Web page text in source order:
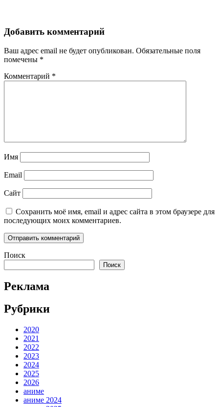
Добавить комментарий
Ваш адрес email не будет опубликован. Обязательные поля
помечены *
Комментарий *
Имя
Email
Сайт
Сохранить моё имя, email и адрес сайта в этом браузере для
последующих моих комментариев.
Поиск
Поиск
Реклама
Рубрики
2020
2021
2022
2023
2024
2025
2026
аниме
аниме 2024